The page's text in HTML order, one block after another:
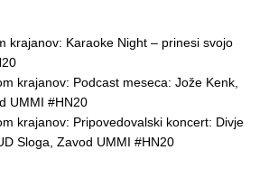
krajanov: Karaoke Night – prinesi svojo
krajanov: Podcast meseca: Jože Kenk,
UMMI #HN20
krajanov: Pripovedovalski koncert: Divje
Sloga, Zavod UMMI #HN20